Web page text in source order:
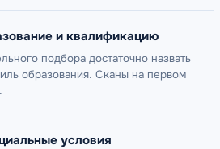
и квалификацию
подбора достаточно назвать
образования. Сканы на первом
условия